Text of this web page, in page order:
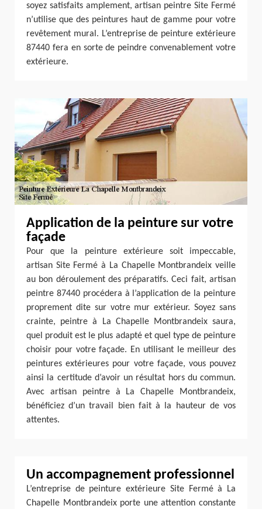
soyez satisfaits amplement, artisan peintre Site Fermé
n’utilise que des peintures haut de gamme pour votre
revêtement mural. L’entreprise de peinture extérieure
87440 fera en sorte de peindre convenablement votre
extérieure.
Application de la peinture sur votre
façade
Pour que la peinture extérieure soit impeccable,
artisan Site Fermé à La Chapelle Montbrandeix veille
au bon déroulement des préparatifs. Ceci fait, artisan
peintre 87440 procédera à l’application de la peinture
proprement dite sur votre mur extérieur. Soyez sans
crainte, peintre à La Chapelle Montbrandeix saura,
quel produit est le plus adapté et quel type de peinture
choisir pour votre façade. En utilisant le meilleur des
peintures extérieures pour votre façade, vous pouvez
ainsi la certitude d’avoir un résultat hors du commun.
Avec artisan peintre à La Chapelle Montbrandeix,
bénéficiez d’un travail bien fait à la hauteur de vos
attentes.
Un accompagnement professionnel
L’entreprise de peinture extérieure Site Fermé à La
Chapelle Montbrandeix porte une attention constante